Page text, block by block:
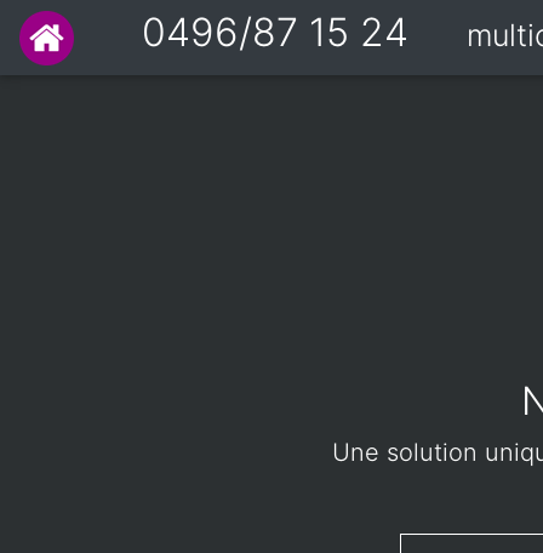
0496/87 15 24
Une solution